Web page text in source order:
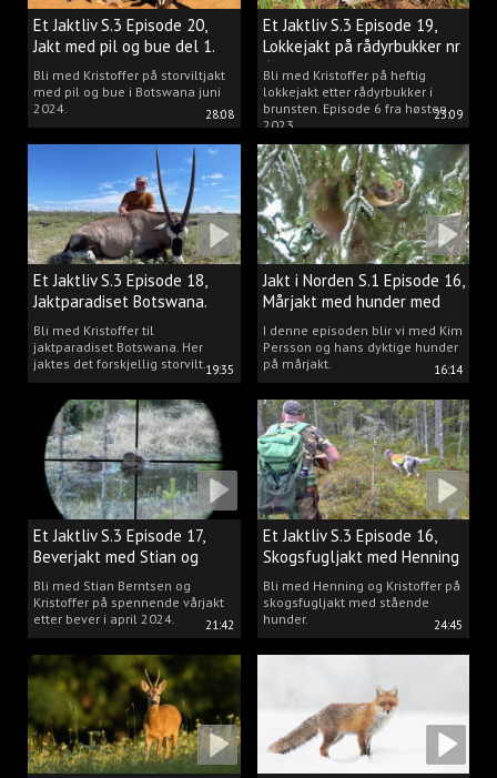
28:08
Et Jaktliv S.3 Episode 20,
Jakt med pil og bue del 1.
Bli med Kristoffer på storviltjakt
med pil og bue i Botswana juni
2024.
23:09
Et Jaktliv S.3 Episode 19,
Lokkejakt på rådyrbukker nr
6
Bli med Kristoffer på heftig
lokkejakt etter rådyrbukker i
brunsten. Episode 6 fra høsten
2023.
19:35
Et Jaktliv S.3 Episode 18,
Jaktparadiset Botswana.
Bli med Kristoffer til
jaktparadiset Botswana. Her
jaktes det forskjellig storvilt.
16:14
Jakt i Norden S.1 Episode 16,
Mårjakt med hunder med
Kim Persson
I denne episoden blir vi med Kim
Persson og hans dyktige hunder
på mårjakt.
21:42
Et Jaktliv S.3 Episode 17,
Beverjakt med Stian og
Kristoffer
Bli med Stian Berntsen og
Kristoffer på spennende vårjakt
etter bever i april 2024.
24:45
Et Jaktliv S.3 Episode 16,
Skogsfugljakt med Henning
Mathisen
Bli med Henning og Kristoffer på
skogsfugljakt med stående
hunder.